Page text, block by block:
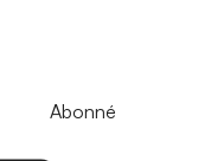
Abonné